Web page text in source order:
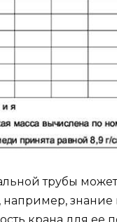
трубы
например,